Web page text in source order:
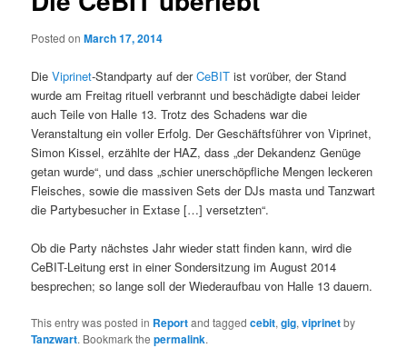
Posted onMarch 17, 2014
DieViprinet-Standparty auf derCeBIT ist vorüber, der Stand
wurde am Freitag rituell verbrannt und beschädigte dabei leider
auch Teile von Halle 13. Trotz des Schadens war die
Veranstaltung ein voller Erfolg. Der Geschäftsführer von Viprinet,
Simon Kissel, erzählte der HAZ, dass „der Dekandenz Genüge
getan wurde“, und dass „schier unerschöpfliche Mengen leckeren
Fleisches, sowie die massiven Sets der DJs masta und Tanzwart
die Partybesucher in Extase […] versetzten“.
Ob die Party nächstes Jahr wieder statt finden kann, wird die
CeBIT-Leitung erst in einer Sondersitzung im August 2014
besprechen; so lange soll der Wiederaufbau von Halle 13 dauern.
This entry was posted in Reportand taggedcebit,gig,viprinetby
Tanzwart. Bookmark thepermalink.